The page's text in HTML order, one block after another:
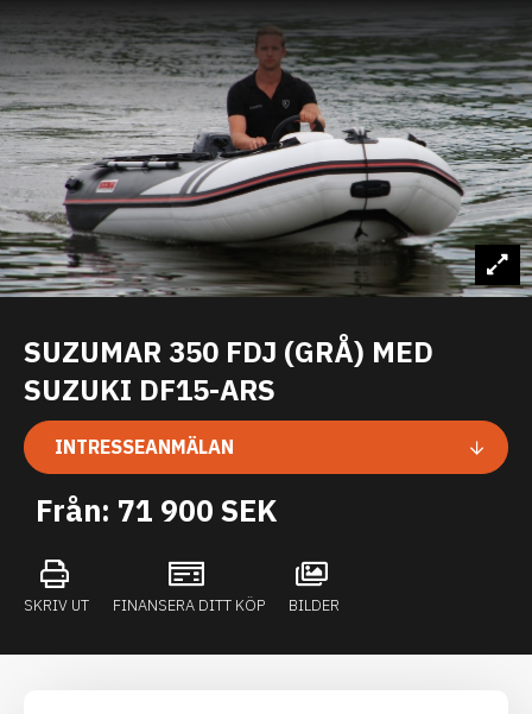
SUZUMAR 350 FDJ (GRÅ) MED
SUZUKI DF15-ARS
INTRESSEANMÄLAN
Från: 71 900 SEK
SKRIV UT FINANSERA DITT KÖP BILDER